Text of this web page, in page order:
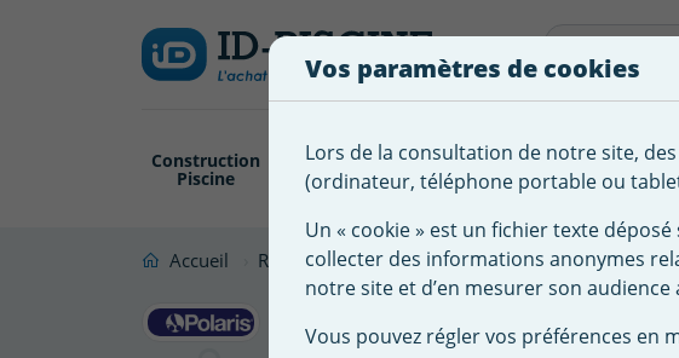
Construction
Piscine
Revêtement
Piscine
Pompe
Filtration
Traitement de
l'eau
Accueil Robot Piscine Accessoire robot piscine
Sac K14
Vos paramètres de cookies
Lors de la consultation de notre site,
(ordinateur, téléphone portable ou
Un « cookie » est un fichier texte
collecter des informations anonymes
notre site et d’en mesurer son
Vous pouvez régler vos préférences en